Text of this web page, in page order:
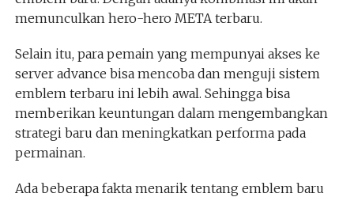
memunculkan hero-hero META terbaru.
Selain itu, para pemain yang mempunyai akses ke
server advance bisa mencoba dan menguji sistem
emblem terbaru ini lebih awal. Sehingga bisa
memberikan keuntungan dalam mengembangkan
strategi baru dan meningkatkan performa pada
permainan.
Ada beberapa fakta menarik tentang emblem baru